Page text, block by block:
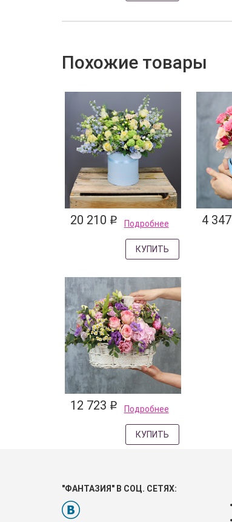
Похожие товары
20 210 q Подробнее
КУПИТЬ
4 347
12 723 q Подробнее
КУПИТЬ
"ФАНТАЗИЯ" В СОЦ. СЕТЯХ: